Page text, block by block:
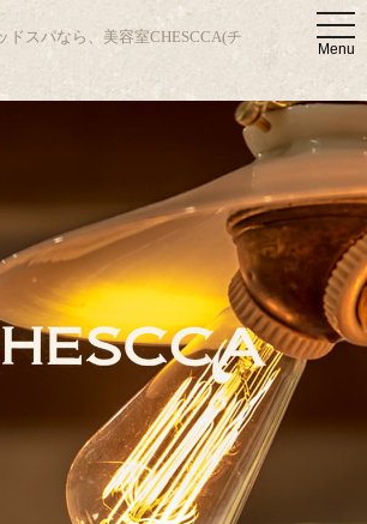
t
o
g
e
n
a
g
a
i
o
n
Menu
ドスパなら、美容室CHESCCA(チ